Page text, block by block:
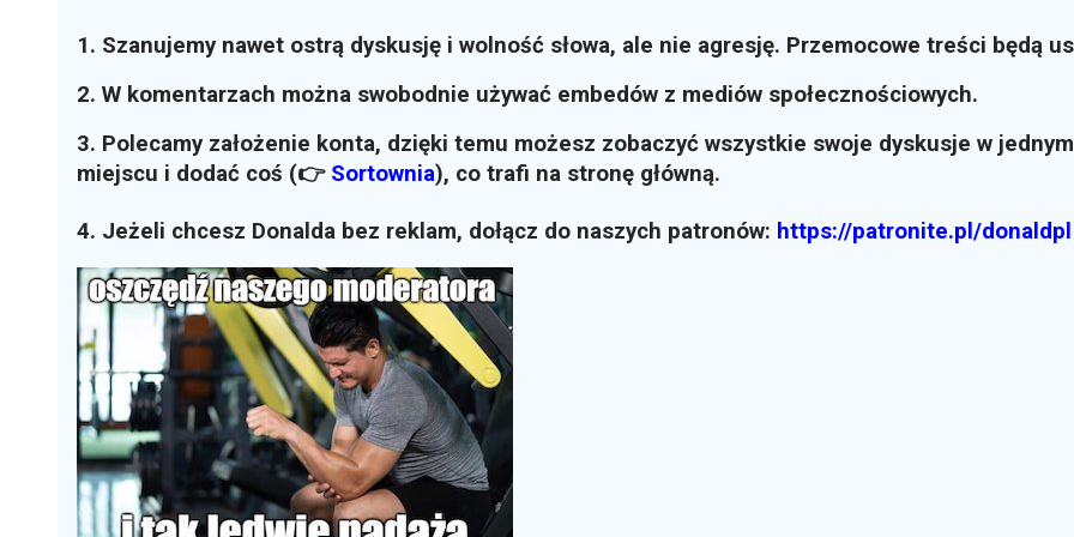
1. Szanujemy nawet ostrą dyskusję i wolność słowa, ale nie agresję. Przemocowe treści będą
2. W komentarzach można swobodnie używać embedów z mediów społecznościowych.
3. Polecamy założenie konta, dzięki temu możesz zobaczyć wszystkie swoje dyskusje w jednym
miejscu i dodać coś (👉 Sortownia), co trafi na stronę główną.
4. Jeżeli chcesz Donalda bez reklam, dołącz do naszych patronów: https://patronite.pl/donaldpl